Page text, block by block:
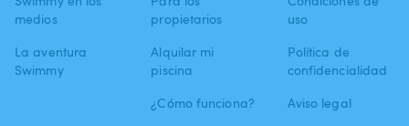
medios
La aventura
Swimmy
propietarios
Alquilar mi
piscina
¿Cómo funciona?
uso
Política de
confidencialidad
Aviso legal